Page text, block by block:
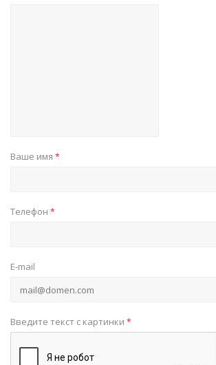
Ваше имя *
Телефон *
E-mail
Введите текст с картинки *